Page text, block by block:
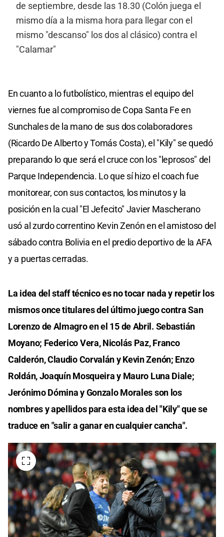
de septiembre, desde las 18.30 (Colón juega el
mismo día a la misma hora para llegar con el
mismo "descanso" los dos al clásico) contra el
"Calamar"
En cuanto a lo futbolístico, mientras el equipo del
viernes fue al compromiso de Copa Santa Fe en
Sunchales de la mano de sus dos colaboradores
(Ricardo De Alberto y Tomás Costa), el "Kily" se quedó
preparando lo que será el cruce con los "leprosos" del
Parque Independencia. Lo que sí hizo el coach fue
monitorear, con sus contactos, los minutos y la
posición en la cual "El Jefecito" Javier Mascherano
usó al zurdo correntino Kevin Zenón en el amistoso del
sábado contra Bolivia en el predio deportivo de la AFA
y a puertas cerradas.
La idea del staff técnico es no tocar nada y repetir los
mismos once titulares del último juego contra San
Lorenzo de Almagro en el 15 de Abril. Sebastián
Moyano; Federico Vera, Nicolás Paz, Franco
Calderón, Claudio Corvalán y Kevin Zenón; Enzo
Roldán, Joaquín Mosqueira y Mauro Luna Diale;
Jerónimo Dómina y Gonzalo Morales son los
nombres y apellidos para esta idea del "Kily" que se
traduce en "salir a ganar en cualquier cancha".